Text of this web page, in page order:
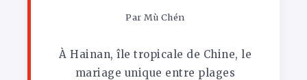
Par Mù Chén
À Hainan, île tropicale de Chine, le
mariage unique entre plages